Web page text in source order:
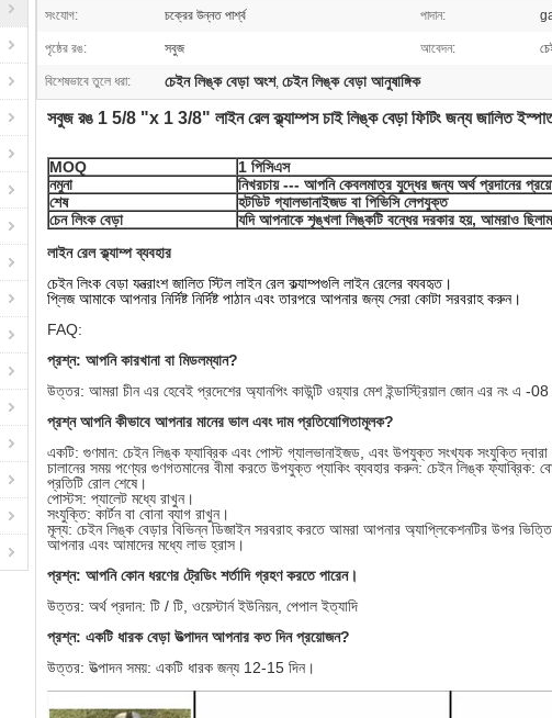
সংযোগ: চক্রের উন্নত পার্শ্ব পাদান:
পৃষ্ঠের রঙ: সবুজ আবেদন:
বিশেষভাবে তুলে ধরা: চেইন লিঙ্ক বেড়া অংশ, চেইন লিঙ্ক বেড়া আনুষাঙ্গিক
সবুজ রঙ 1 5/8 "x 1 3/8" লাইন রেল ক্ল্যাম্পস চাই লিঙ্ক বেড়া ফিটিং জন্য জালিত
MOQ
1 পিসিএস
নমুনা
নিখরচায় --- আপনি কেবলমাত্র যুদ্ধের জন্য অর্থ প্রদানের
শেষ
হটডিট গ্যালভানাইজড বা পিভিসি লেপযুক্ত
চেন লিংক বেড়া
যদি আপনাকে শৃঙ্খলা লিঙ্কটি বন্ধের দরকার হয়, আমরাও ছিলাম
লাইন রেল ক্ল্যাম্প ব্যবহার
চেইন লিংক বেড়া যন্ত্রাংশ জালিত স্টিল লাইন রেল ক্ল্যাম্পগুলি লাইন রেলের ব্যবহৃত।
প্লিজ আমাকে আপনার নির্দিষ্ট নির্দিষ্ট পাঠান এবং তারপরে আপনার জন্য সেরা কোটা সরবরাহ করুন।
FAQ:
প্রশ্ন: আপনি কারখানা বা মিডলম্যান?
উত্তর: আমরা চীন এর হেবেই প্রদেশের অ্যানপিং কাউন্টি ওয়্যার মেশ ইন্ডাস্ট্রিয়াল জোন এর নং এ -
প্রশ্ন আপনি কীভাবে আপনার মানের ভাল এবং দাম প্রতিযোগিতামূলক?
একটি: গুণমান: চেইন লিঙ্ক ফ্যাব্রিক এবং পোস্ট গ্যালভানাইজড, এবং উপযুক্ত সংখ্যক সংযুক্তি
চালানের সময় পণ্যের গুণগতমানের বীমা করতে উপযুক্ত প্যাকিং ব্যবহার করুন: চেইন লিঙ্ক ফ্যাব্রিক:
প্রতিটি রোল শেষে।
পোস্টস: প্যালেট মধ্যে রাখুন।
সংযুক্তি: কার্টন বা বোনা ব্যাগ রাখুন।
মূল্য: চেইন লিঙ্ক বেড়ার বিভিন্ন ডিজাইন সরবরাহ করতে আমরা আপনার অ্যাপ্লিকেশনটির উপর
আপনার এবং আমাদের মধ্যে লাভ হ্রাস।
প্রশ্ন: আপনি কোন ধরণের ট্রেডিং শর্তাদি গ্রহণ করতে পারেন।
উত্তর: অর্থ প্রদান: টি / টি, ওয়েস্টার্ন ইউনিয়ন, পেপাল ইত্যাদি
প্রশ্ন: একটি ধারক বেড়া উত্পাদন আপনার কত দিন প্রয়োজন?
উত্তর: উত্পাদন সময়: একটি ধারক জন্য 12-15 দিন।